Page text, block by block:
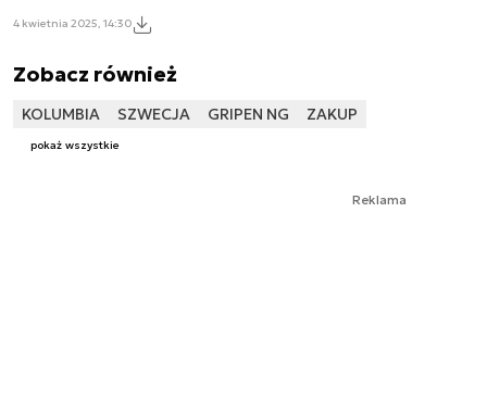
4 kwietnia 2025, 14:30
Zobacz również
KOLUMBIA SZWECJA GRIPEN NG ZAKUP
pokaż wszystkie
Reklama